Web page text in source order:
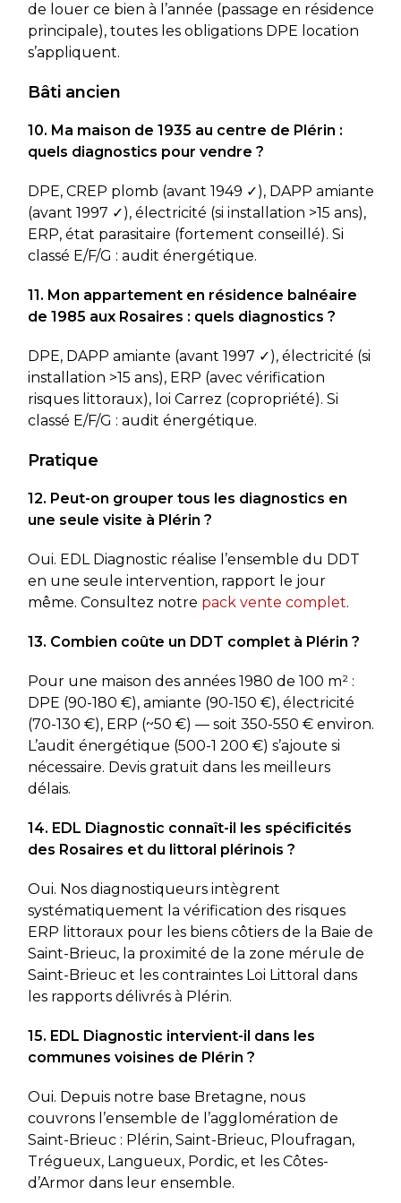
de louer ce bien à l’année (passage en résidence
principale), toutes les obligations DPE location
s’appliquent.
Bâti ancien
10. Ma maison de 1935 au centre de Plérin :
quels diagnostics pour vendre ?
DPE, CREP plomb (avant 1949 ✓), DAPP amiante
(avant 1997 ✓), électricité (si installation >15 ans),
ERP, état parasitaire (fortement conseillé). Si
classé E/F/G : audit énergétique.
11. Mon appartement en résidence balnéaire
de 1985 aux Rosaires : quels diagnostics ?
DPE, DAPP amiante (avant 1997 ✓), électricité (si
installation >15 ans), ERP (avec vérification
risques littoraux), loi Carrez (copropriété). Si
classé E/F/G : audit énergétique.
Pratique
12. Peut-on grouper tous les diagnostics en
une seule visite à Plérin ?
Oui. EDL Diagnostic réalise l’ensemble du DDT
en une seule intervention, rapport le jour
même. Consultez notre pack vente complet.
13. Combien coûte un DDT complet à Plérin ?
Pour une maison des années 1980 de 100 m² :
DPE (90-180 €), amiante (90-150 €), électricité
(70-130 €), ERP (~50 €) — soit 350-550 € environ.
L’audit énergétique (500-1 200 €) s’ajoute si
nécessaire. Devis gratuit dans les meilleurs
délais.
14. EDL Diagnostic connaît-il les spécificités
des Rosaires et du littoral plérinois ?
Oui. Nos diagnostiqueurs intègrent
systématiquement la vérification des risques
ERP littoraux pour les biens côtiers de la Baie de
Saint-Brieuc, la proximité de la zone mérule de
Saint-Brieuc et les contraintes Loi Littoral dans
les rapports délivrés à Plérin.
15. EDL Diagnostic intervient-il dans les
communes voisines de Plérin ?
Oui. Depuis notre base Bretagne, nous
couvrons l’ensemble de l’agglomération de
Saint-Brieuc : Plérin, Saint-Brieuc, Ploufragan,
Trégueux, Langueux, Pordic, et les Côtes-
d’Armor dans leur ensemble.